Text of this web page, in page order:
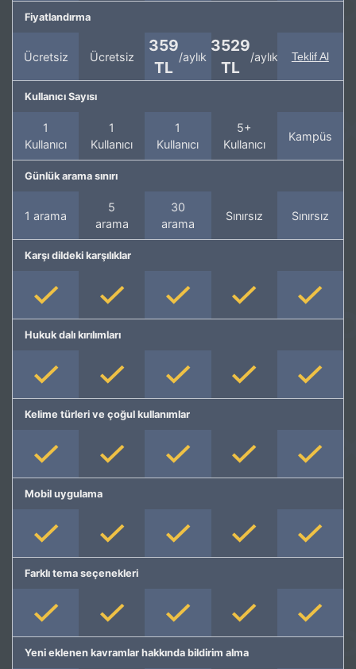
Fiyatlandırma
Ücretsiz Ücretsiz
359
TL
/aylık
3529
TL
/aylık Teklif Al
Kullanıcı Sayısı
1
Kullanıcı
1
Kullanıcı
1
Kullanıcı
5+
Kullanıcı
Kampüs
Günlük arama sınırı
1 arama
5
arama
30
arama
Sınırsız Sınırsız
Karşı dildeki karşılıklar
Hukuk dalı kırılımları
Kelime türleri ve çoğul kullanımlar
Mobil uygulama
Farklı tema seçenekleri
Yeni eklenen kavramlar hakkında bildirim alma